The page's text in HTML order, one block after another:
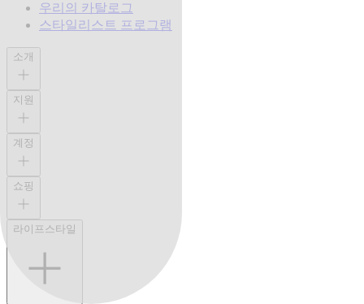
우리의 카탈로그
스타일리스트 프로그램
소개
지원
계정
쇼핑
라이프스타일